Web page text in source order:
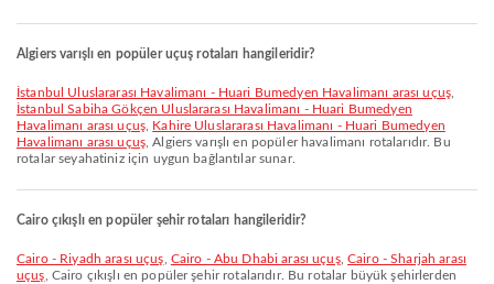
Algiers varışlı en popüler uçuş rotaları hangileridir?
İstanbul Uluslararası Havalimanı - Huari Bumedyen Havalimanı arası uçuş,
İstanbul Sabiha Gökçen Uluslararası Havalimanı - Huari Bumedyen
Havalimanı arası uçuş, Kahire Uluslararası Havalimanı - Huari Bumedyen
Havalimanı arası uçuş, Algiers varışlı en popüler havalimanı rotalarıdır. Bu
rotalar seyahatiniz için uygun bağlantılar sunar.
Cairo çıkışlı en popüler şehir rotaları hangileridir?
Cairo - Riyadh arası uçuş Cairo - Abu Dhabi arası uçuş, Cairo - Sharjah arası
uçuş , Cairo çıkışlı en popüler şehir rotalarıdır. Bu rotalar büyük şehirlerden